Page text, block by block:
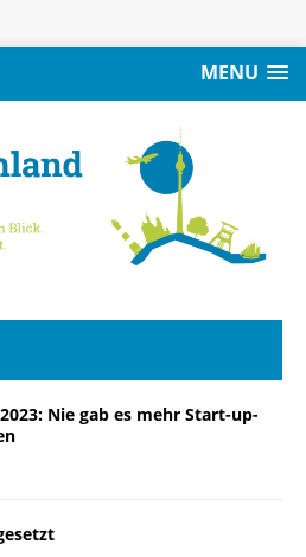
MENU
Nie gab es mehr Start-up-